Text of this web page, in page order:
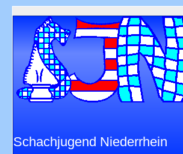
Schachjugend Niederrhein